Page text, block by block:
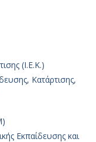
(Ι.Ε.Κ.)
Κατάρτισης,
Εκπαίδευσης και